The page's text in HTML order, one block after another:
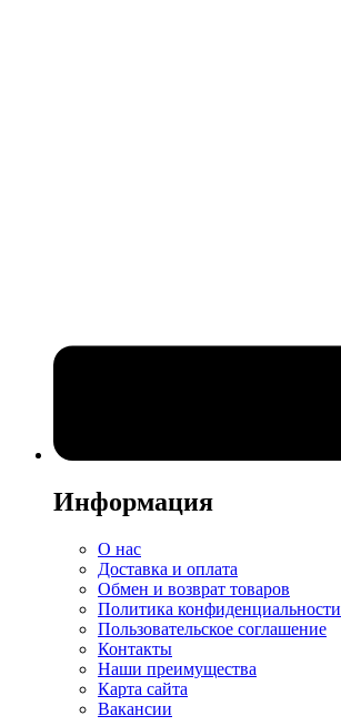
Информация
О нас
Доставка и оплата
Обмен и возврат товаров
Политика конфиденциальности
Пользовательское соглашение
Контакты
Наши преимущества
Карта сайта
Вакансии